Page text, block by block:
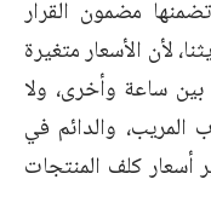
مضمون القرار
لأن الأسعار متغيرة
ساعة وأخرى، ولا
المريب، والدائم في
أسعار كلف المنتجات